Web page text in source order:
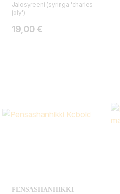
Jalosyreeni (syringa 'charles
joly')
Hinta
19,00 €
PENSASHANHIKKI